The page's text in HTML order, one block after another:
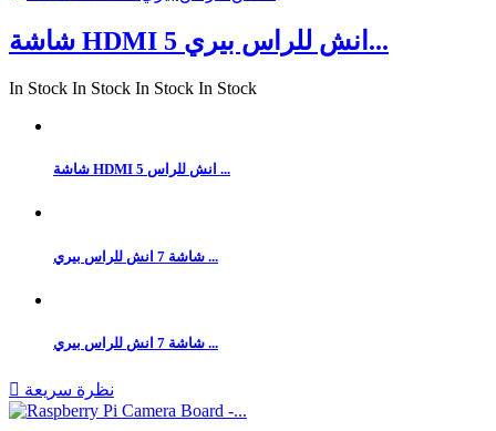
شاشة HDMI 5 انش للراس بيري...
In Stock In Stock In Stock In Stock
شاشة HDMI 5 انش للراس ...
شاشة 7 انش للراس بيري ...
شاشة 7 انش للراس بيري ...
 نظرة سريعة